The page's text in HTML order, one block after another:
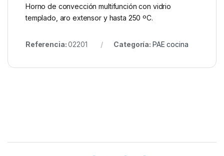
Horno de convección multifunción con vidrio
templado, aro extensor y hasta 250 ºC.
Referencia:02201 Categoría: PAE cocina